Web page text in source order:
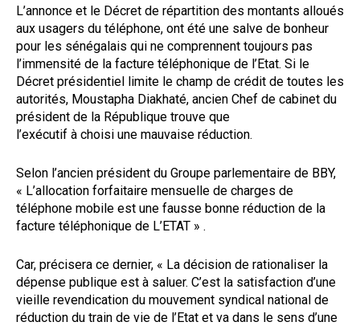
L’annonce et le Décret de répartition des montants alloués
aux usagers du téléphone, ont été une salve de bonheur
pour les sénégalais qui ne comprennent toujours pas
l’immensité de la facture téléphonique de l’Etat. Si le
Décret présidentiel limite le champ de crédit de toutes les
autorités, Moustapha Diakhaté, ancien Chef de cabinet du
président de la République trouve que
l’exécutif à choisi une mauvaise réduction.
Selon l’ancien président du Groupe parlementaire de BBY,
« L’allocation forfaitaire mensuelle de charges de
téléphone mobile est une fausse bonne réduction de la
facture téléphonique de L’ETAT » .
Car, précisera ce dernier, « La décision de rationaliser la
dépense publique est à saluer. C’est la satisfaction d’une
vieille revendication du mouvement syndical national de
réduction du train de vie de l’Etat et va dans le sens d’une